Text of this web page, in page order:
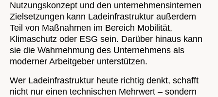
Nutzungskonzept und den unternehmensinternen
Zielsetzungen kann Ladeinfrastruktur außerdem
Teil von Maßnahmen im Bereich Mobilität,
Klimaschutz oder ESG sein. Darüber hinaus kann
sie die Wahrnehmung des Unternehmens als
moderner Arbeitgeber unterstützen.
Wer Ladeinfrastruktur heute richtig denkt, schafft
nicht nur einen technischen Mehrwert – sondern